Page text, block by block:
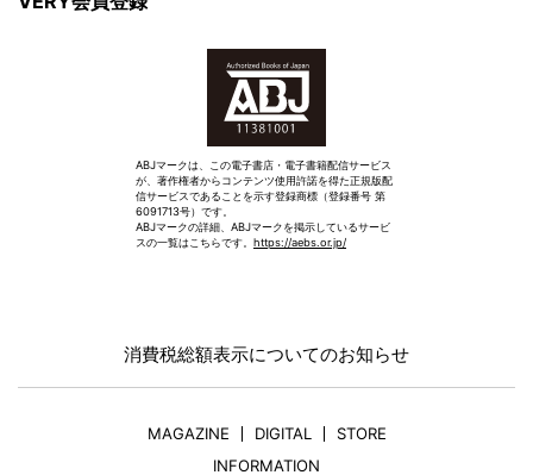
ABJマークは、この電子書店・電子書籍配信サービス
が、著作権者からコンテンツ使用許諾を得た正規版配
信サービスであることを示す登録商標（登録番号 第
6091713号）です。
ABJマークの詳細、ABJマークを掲示しているサービ
スの一覧はこちらです。 https://aebs.or.jp/
消費税総額表示についてのお知らせ
MAGAZINE DIGITAL
STORE
INFORMATION